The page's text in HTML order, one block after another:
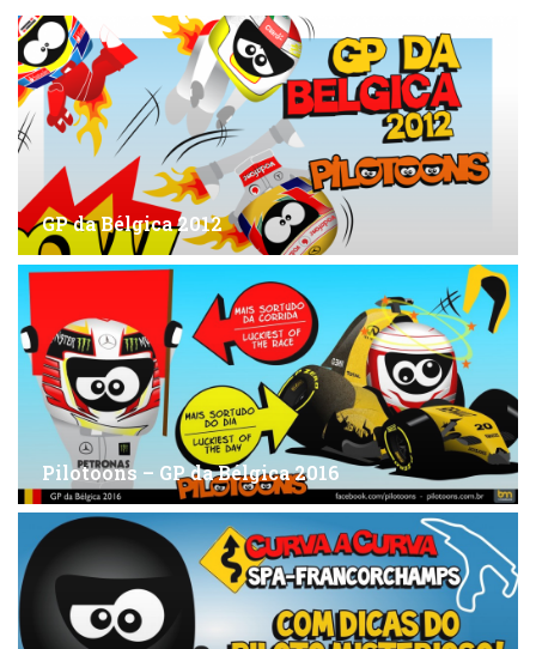
GP da Bélgica 2012
Pilotoons – GP da Bélgica 2016